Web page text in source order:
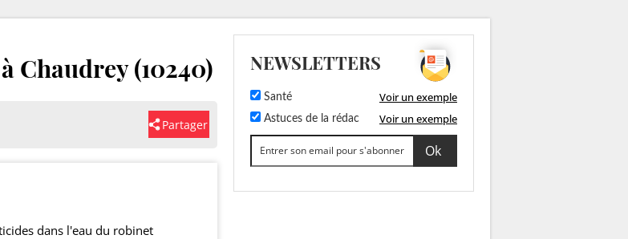
Chaudrey (10240)
Partager
dans l'eau du robinet
NEWSLETTERS
Santé Voir un exemple
Astuces de la rédac Voir un exemple